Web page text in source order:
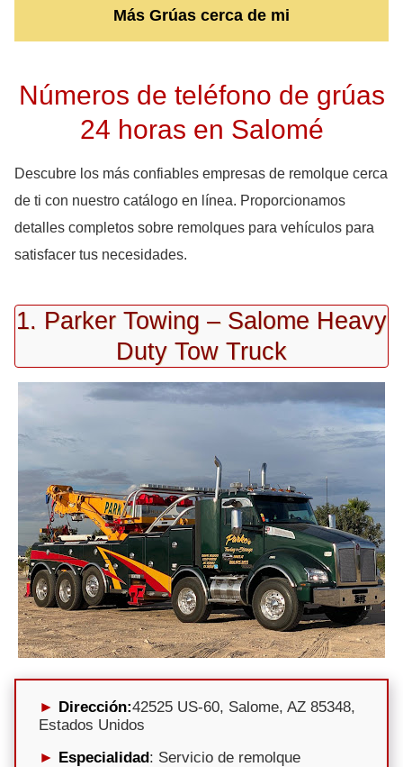
Más Grúas cerca de mi
Números de teléfono de grúas
24 horas en Salomé
Descubre los más confiables empresas de remolque cerca
de ti con nuestro catálogo en línea. Proporcionamos
detalles completos sobre remolques para vehículos para
satisfacer tus necesidades.
1. Parker Towing – Salome Heavy
Duty Tow Truck
Dirección:42525 US-60, Salome, AZ 85348,
Estados Unidos
Especialidad: Servicio de remolque